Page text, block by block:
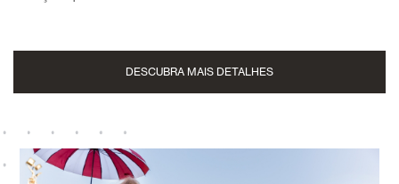
DESCUBRA MAIS DETALHES